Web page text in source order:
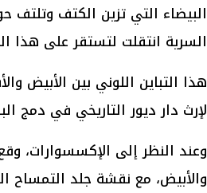
البيضاء التي تزين الكتف
السرية انتقلت لتستقر على هذا
هذا التباين اللوني بين الأبيض
لإرث دار ديور التاريخي في دمج
وعند النظر إلى الإكسسوارات،
والأبيض، مع نقشة جلد التمساح